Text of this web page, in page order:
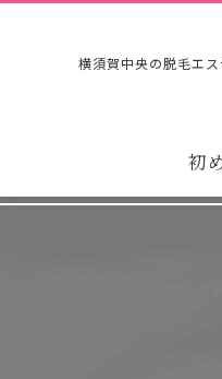
横須賀中央の脱毛エ
初